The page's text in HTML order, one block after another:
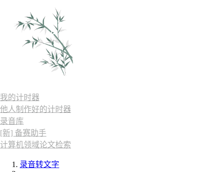
我的计时器
他人制作好的计时器
录音库
[新] 备赛助手
计算机领域论文检索
录音转文字